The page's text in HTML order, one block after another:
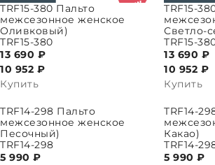
TRF15-380 Пальто
межсезонное женское
Оливковый)
TRF15-380
13 690 ₽
10 952 ₽
Купить
ВЫБРАТЬ
TRF15-
Светло-
TRF15-
13 690 ₽
10 952 ₽
Купить
TRF14-298 Пальто
межсезонное женское
Песочный)
TRF14-298
5 990 ₽
ВЫБРАТЬ
TRF14-
Какао)
TRF14-
5 990 ₽